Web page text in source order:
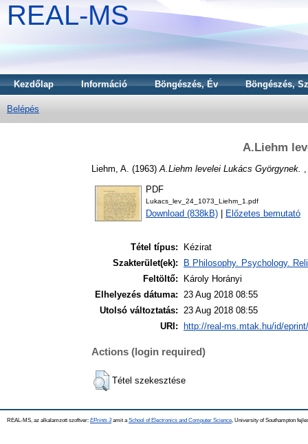
REAL-MS
Kezdőlap Információ Böngészés, Év Böngészés,
Belépés
A.Liehm
Liehm, A. (1963) A.Liehm levelei Lukács Györgynek.
PDF
Lukacs_lev_24_1073_Liehm_1.pdf
Download (838kB) Előzetes bemutató
Tétel típus:
Kézirat
Szakterület(ek):
B Philosophy. Psychology.
Feltöltő:
Károly Horányi
Elhelyezés dátuma: 23 Aug 2018 08:55
Utolsó változtatás: 23 Aug 2018 08:55
URI:
http://real-ms.mtak.hu/id/
Actions (login required)
Tétel szekesztése
REAL-MS, az alkalamzott szoftver: EPrints 3amit a School of Electronics and Computer Science , University of Southampton